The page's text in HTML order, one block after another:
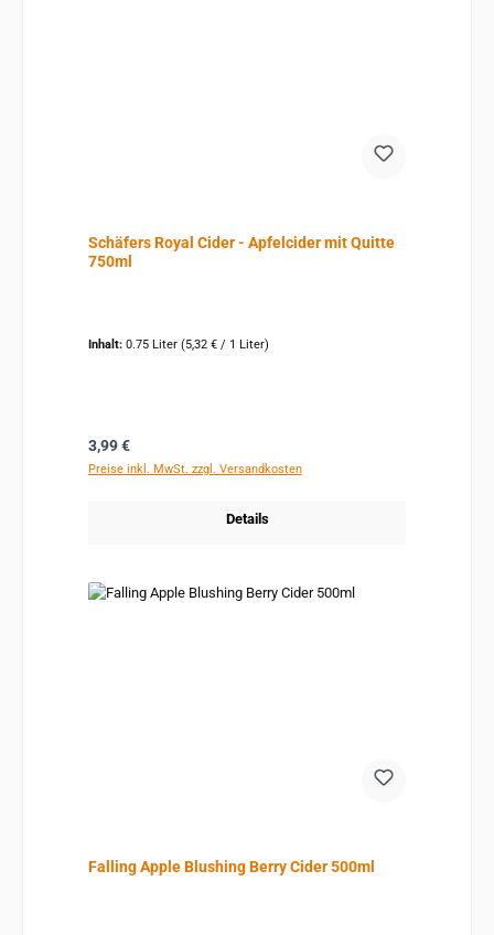
Schäfers Royal Cider - Apfelcider mit Quitte
750ml
Inhalt: 0.75 Liter (5,32 € / 1 Liter)
Regulärer Preis:
3,99 €
Preise inkl. MwSt. zzgl. Versandkosten
Details
Falling Apple Blushing Berry Cider 500ml